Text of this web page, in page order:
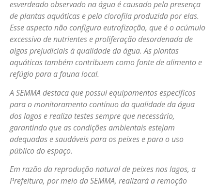
esverdeado observado na água é causado pela presença
de plantas aquáticas e pela clorofila produzida por elas.
Esse aspecto não configura eutrofização, que é o acúmulo
excessivo de nutrientes e proliferação desordenada de
algas prejudiciais à qualidade da água. As plantas
aquáticas também contribuem como fonte de alimento e
refúgio para a fauna local.
A SEMMA destaca que possui equipamentos específicos
para o monitoramento contínuo da qualidade da água
dos lagos e realiza testes sempre que necessário,
garantindo que as condições ambientais estejam
adequadas e saudáveis para os peixes e para o uso
público do espaço.
Em razão da reprodução natural de peixes nos lagos, a
Prefeitura, por meio da SEMMA, realizará a remoção